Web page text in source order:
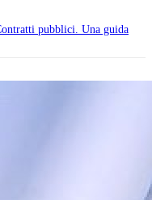
pubblici. Una guida